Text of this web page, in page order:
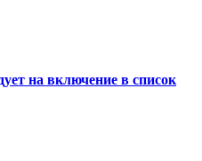
на включение в список